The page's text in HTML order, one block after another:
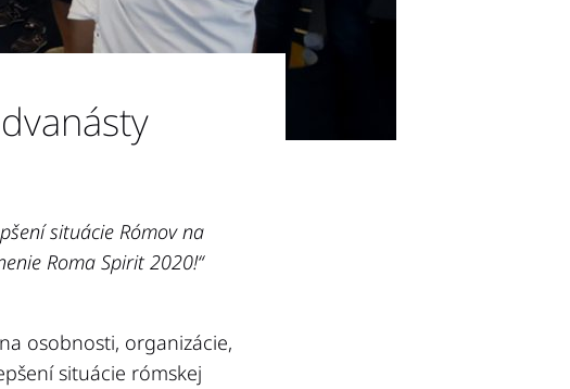
situácie Rómov na
Roma Spirit 2020!“
osobnosti, organizácie,
situácie rómskej